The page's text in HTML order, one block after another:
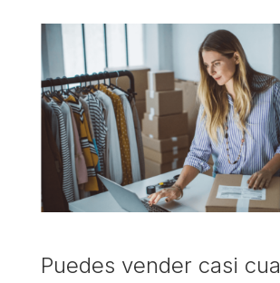
Puedes vender casi